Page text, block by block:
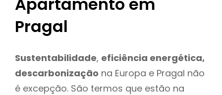
Pragal
Sustentabilidade, eficiência energética,
descarbonização na Europa e Pragal não
é excepção. São termos que estão na